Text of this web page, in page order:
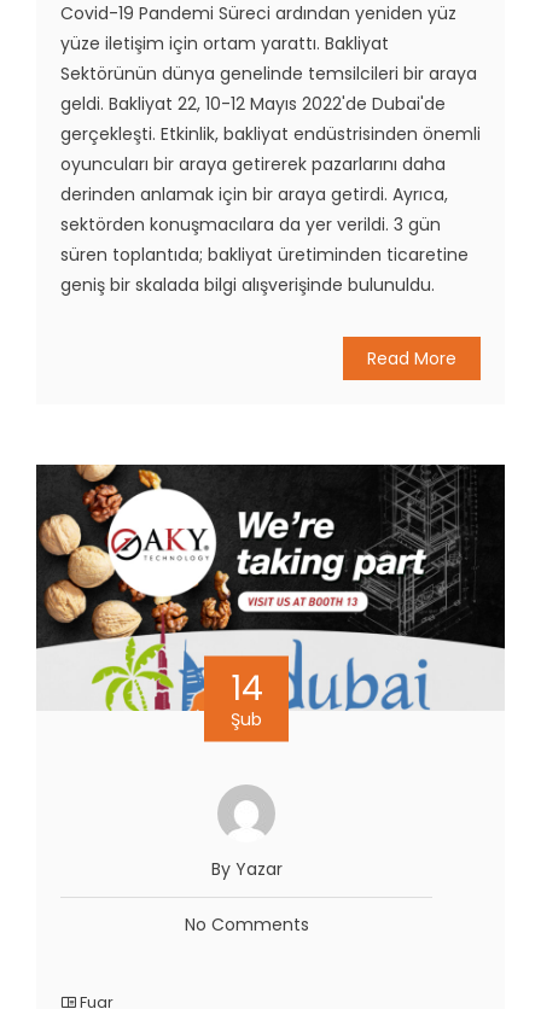
Covid-19 Pandemi Süreci ardından yeniden yüz
yüze iletişim için ortam yarattı. Bakliyat
Sektörünün dünya genelinde temsilcileri bir araya
geldi. Bakliyat 22, 10-12 Mayıs 2022'de Dubai'de
gerçekleşti. Etkinlik, bakliyat endüstrisinden önemli
oyuncuları bir araya getirerek pazarlarını daha
derinden anlamak için bir araya getirdi. Ayrıca,
sektörden konuşmacılara da yer verildi. 3 gün
süren toplantıda; bakliyat üretiminden ticaretine
geniş bir skalada bilgi alışverişinde bulunuldu.
Read More
14
Şub
By Yazar
No Comments
Fuar